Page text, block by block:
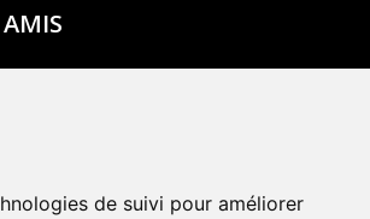
de suivi pour améliorer